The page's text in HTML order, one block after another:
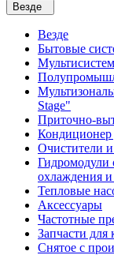
Везде
Везде
Бытовые
Stage"
Приточно-
Кондиционер
Очистители
Гидромодули
охлаждения
Тепловые
Аксесcуары
Частотные
Запчасти для
Снятое с